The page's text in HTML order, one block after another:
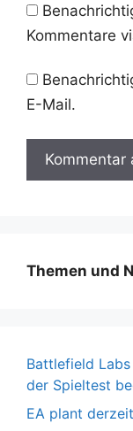
Kommentare
E-Mail.
Themen und
Battlefield
der Spieltest
EA plant